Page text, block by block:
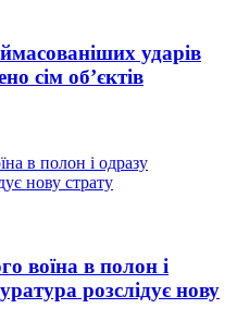
ударів
сім об’єктів
воїна в полон і
розслідує нову